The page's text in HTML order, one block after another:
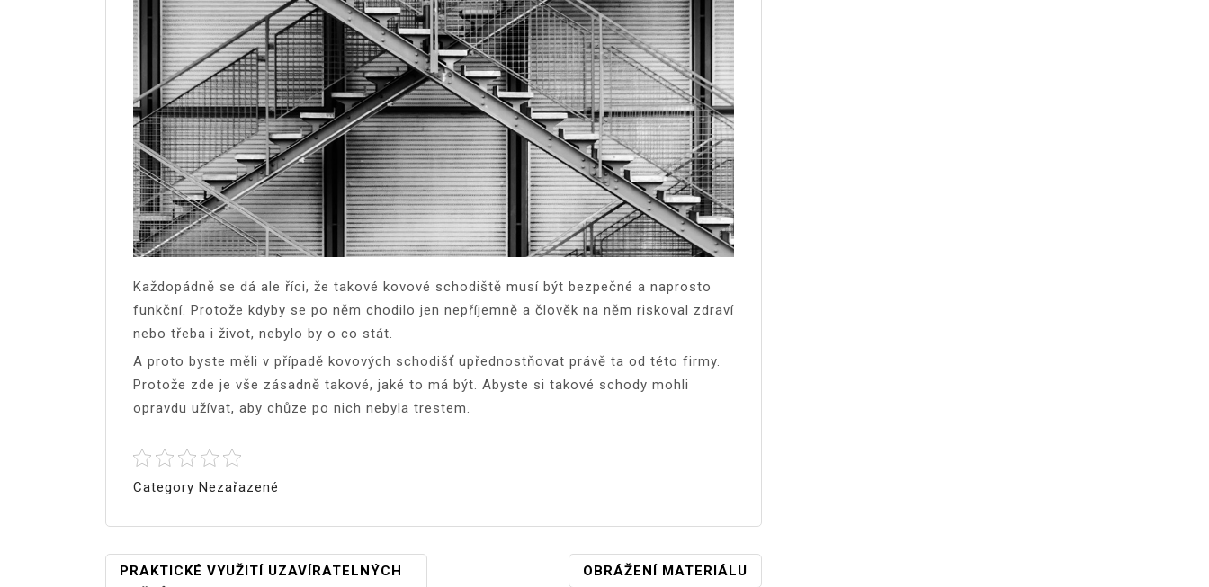
Každopádně se dá ale říci, že takové kovové schodiště musí být bezpečné a naprosto
funkční. Protože kdyby se po něm chodilo jen nepříjemně a člověk na něm riskoval zdraví
nebo třeba i život, nebylo by o co stát.
A proto byste měli v případě kovových schodišť upřednostňovat právě ta od této firmy.
Protože zde je vše zásadně takové, jaké to má být. Abyste si takové schody mohli
opravdu užívat, aby chůze po nich nebyla trestem.
Category Nezařazené
Navigace
PRAKTICKÉ VYUŽITÍ UZAVÍRATELNÝCH
OBRÁŽENÍ MATERIÁLU